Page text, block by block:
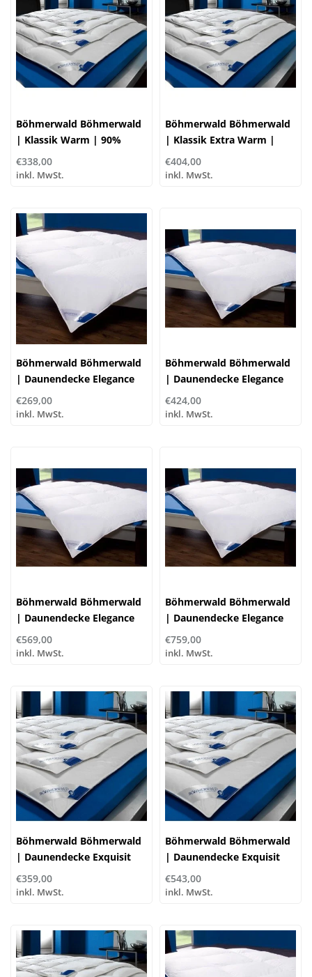
Böhmerwald Böhmerwald
| Klassik Warm | 90%
Daune, 10% Federn
€338,00
inkl. MwSt.
Böhmerwald Böhmerwald
| Klassik Extra Warm |
90% Daune, 10% Federn
€404,00
inkl. MwSt.
Böhmerwald Böhmerwald
| Daunendecke Elegance
Leicht | 100% Daune
€269,00
inkl. MwSt.
Böhmerwald Böhmerwald
| Daunendecke Elegance
Normal | 100% Daune
€424,00
inkl. MwSt.
Böhmerwald Böhmerwald
| Daunendecke Elegance
Warm | 100% Daune
€569,00
inkl. MwSt.
Böhmerwald Böhmerwald
| Daunendecke Elegance
Extra Warm | 100% Daune
€759,00
inkl. MwSt.
Böhmerwald Böhmerwald
| Daunendecke Exquisit
Leicht | 100% Daune
€359,00
inkl. MwSt.
Böhmerwald Böhmerwald
| Daunendecke Exquisit
Normal | 100% Daune
€543,00
inkl. MwSt.